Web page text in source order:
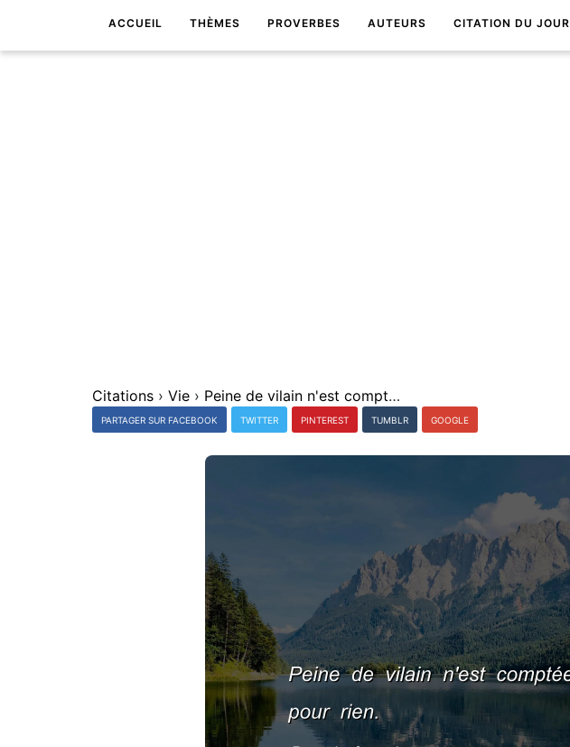
ACCUEIL THÈMES PROVERBES AUTEURS CITATION DU JOUR
Citations › Vie › Peine de vilain n'est comptÃ©e pour rien.
PARTAGER SUR FACEBOOK TWITTER PINTEREST TUMBLR GOOGLE